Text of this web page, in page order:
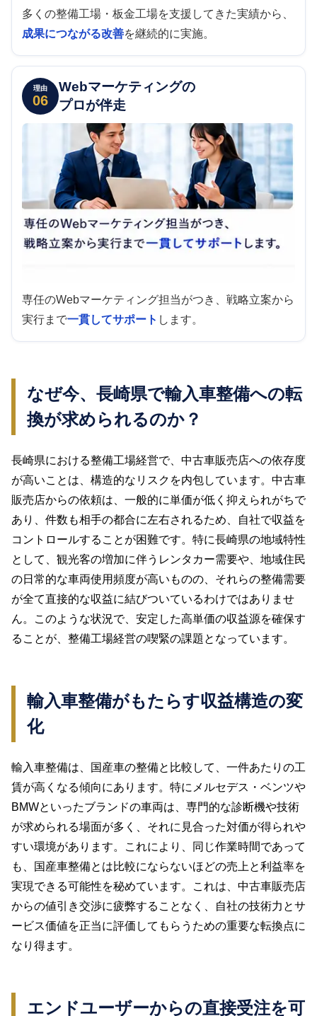
多くの整備工場・板金工場を支援してきた実績から、
成果につながる改善を継続的に実施。
理由
06
Webマーケティングの
プロが伴走
専任のWebマーケティング担当がつき、戦略立案から
実行まで一貫してサポート します。
なぜ今、長崎県で輸入車整備への転
換が求められるのか？
長崎県における整備工場経営で、中古車販売店への依存度
が高いことは、構造的なリスクを内包しています。中古車
販売店からの依頼は、一般的に単価が低く抑えられがちで
あり、件数も相手の都合に左右されるため、自社で収益を
コントロールすることが困難です。特に長崎県の地域特性
として、観光客の増加に伴うレンタカー需要や、地域住民
の日常的な車両使用頻度が高いものの、それらの整備需要
が全て直接的な収益に結びついているわけではありませ
ん。このような状況で、安定した高単価の収益源を確保す
ることが、整備工場経営の喫緊の課題となっています。
輸入車整備がもたらす収益構造の変
化
輸入車整備は、国産車の整備と比較して、一件あたりの工
賃が高くなる傾向にあります。特にメルセデス・ベンツや
BMWといったブランドの車両は、専門的な診断機や技術
が求められる場面が多く、それに見合った対価が得られや
すい環境があります。これにより、同じ作業時間であって
も、国産車整備とは比較にならないほどの売上と利益率を
実現できる可能性を秘めています。これは、中古車販売店
からの値引き交渉に疲弊することなく、自社の技術力とサ
ービス価値を正当に評価してもらうための重要な転換点に
なり得ます。
エンドユーザーからの直接受注を可